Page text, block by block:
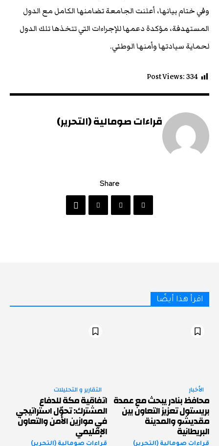
وفي ختام بيانها، أعلنت الجامعة تضامنها الكامل مع الدول
المستهدفة، مؤكدة دعمها للإجراءات التي تتخذها تلك الدول
لحماية سيادتها وأمنها الوطني.
Post Views:334
قراءات صومالية (التحرير)
Share
اقرأ هذا أيضًا
الأخبار
محافظ بنادر يبحث مع عمدة
بريستول تعزيز التعاون بين
مقديشو والمدينة
البريطانية
قراءات صومالية (التحرير)
التقارير و التحليلات
اتفاقية مكة للدفاع
المشترك: تحوّل استراتيجي
في موازين الأمن والتعاون
الإقليمي
قراءات صومالية (التحرير)